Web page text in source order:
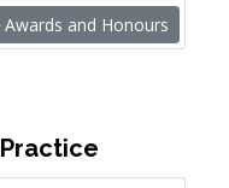
Awards and Honours